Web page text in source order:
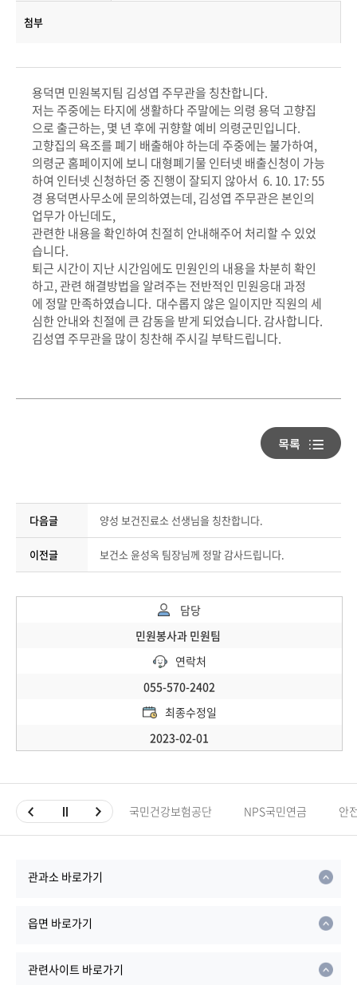
첨부
용덕면 민원복지팀 김성엽 주무관을 칭찬합니다.
저는 주중에는 타지에 생활하다 주말에는 의령 용덕 고향집
으로 출근하는, 몇 년 후에 귀향할 예비 의령군민입니다.
고향집의 욕조를 폐기 배출해야 하는데 주중에는 불가하여,
의령군 홈페이지에 보니 대형폐기물 인터넷 배출신청이 가능
하여 인터넷 신청하던 중 진행이 잘되지 않아서 6. 10. 17: 55
경 용덕면사무소에 문의하였는데, 김성엽 주무관은 본인의
업무가 아닌데도,
관련한 내용을 확인하여 친절히 안내해주어 처리할 수 있었
습니다.
퇴근 시간이 지난 시간임에도 민원인의 내용을 차분히 확인
하고,관련 해결방법을 알려주는 전반적인 민원응대 과정
에 정말 만족하였습니다. 대수롭지 않은 일이지만 직원의 세
심한 안내와 친절에 큰 감동을 받게 되었습니다. 감사합니다.
김성엽 주무관을 많이 칭찬해 주시길 부탁드립니다.
다음글 양성 보건진료소 선생님을 칭찬합니다.
이전글 보건소 윤성옥 팀장님께 정말 감사드립니다.
담당
민원봉사과 민원팀
연락처
055-570-2402
최종수정일
2023-02-01
국민건강보험공단 NPS국민연금 안
관과소 바로가기
읍면 바로가기
관련사이트 바로가기